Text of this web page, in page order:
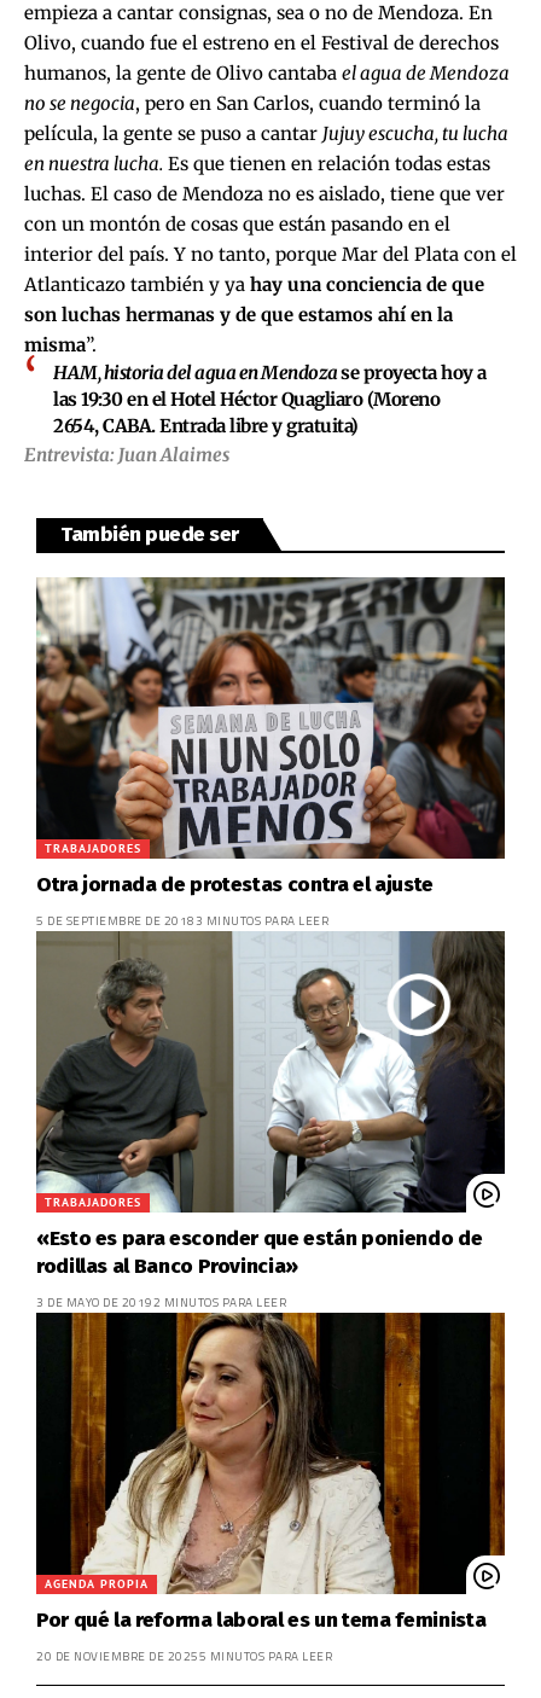
empieza a cantar consignas, sea o no de Mendoza. En
Olivo, cuando fue el estreno en el Festival de derechos
humanos, la gente de Olivo cantaba el agua de Mendoza
no se negocia, pero en San Carlos, cuando terminó la
película, la gente se puso a cantar Jujuy escucha, tu lucha
en nuestra lucha. Es que tienen en relación todas estas
luchas. El caso de Mendoza no es aislado, tiene que ver
con un montón de cosas que están pasando en el
interior del país. Y no tanto, porque Mar del Plata con el
Atlanticazo también y ya hay una conciencia de que
son luchas hermanas y de que estamos ahí en la
misma”.
HAM, historia del agua en Mendozase proyecta hoy a
las 19:30 en el Hotel Héctor Quagliaro (Moreno
2654, CABA. Entrada libre y gratuita)
Entrevista: Juan Alaimes
También puede ser
TRABAJADORES
Otra jornada de protestas contra el ajuste
5 DE SEPTIEMBRE DE 2018 3 MINUTOS PARA LEER
TRABAJADORES
«Esto es para esconder que están poniendo de
rodillas al Banco Provincia»
3 DE MAYO DE 20192 MINUTOS PARA LEER
AGENDA PROPIA
Por qué la reforma laboral es un tema feminista
20 DE NOVIEMBRE DE 20255 MINUTOS PARA LEER